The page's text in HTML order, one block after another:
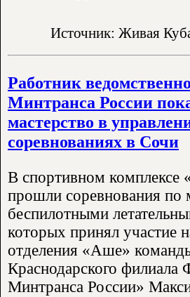
Источник: Живая
Работник
Минтранса России
мастерство в
соревнованиях в Сочи
В спортивном комплексе
прошли соревнования по
беспилотными
которых принял участие
отделения «Аше»
Краснодарского
Минтранса России»